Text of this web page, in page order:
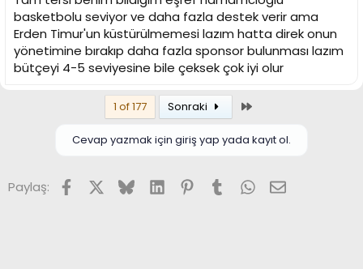
basketbolu seviyor ve daha fazla destek verir ama
Erden Timur'un küstürülmemesi lazım hatta direk onun
yönetimine bırakıp daha fazla sponsor bulunması lazım
bütçeyi 4-5 seviyesine bile çeksek çok iyi olur
1 of 177 Sonraki
Cevap yazmak için giriş yap yada kayıt ol.
Paylaş: FacebookX (Twitter)
BlueskyLinkedInPinterest
TumblrWhatsApp
E-posta